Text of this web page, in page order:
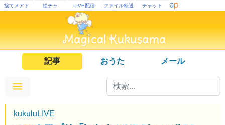
捨てメアド 絵チャ LIVE配信 ファイル転送 チャット
記事 おうた メール
kukuluLIVE